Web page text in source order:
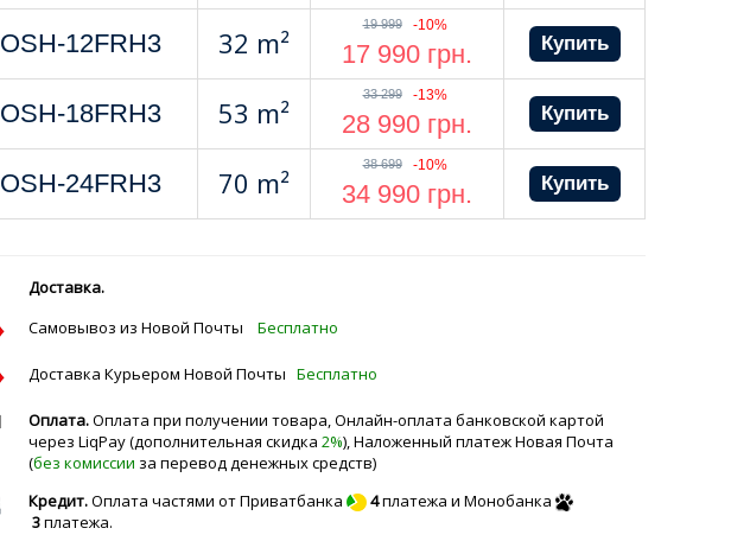
OSH-12FRH3
32 m²
19 999 -10%
17 990 грн.
OSH-18FRH3
53 m²
33 299 -13%
28 990 грн.
OSH-24FRH3
70 m²
38 699 -10%
34 990 грн.
Доставка.
Cамовывоз из Новой Почты Бесплатно
Доставка Курьером Новой Почты Бесплатно
Оплата.Оплата при получении товара, Онлайн-оплата банковской картой
через LiqPay (дополнительная скидка 2%), Наложенный платеж Новая Почта
(без комиссии за перевод денежных средств)
Кредит.Оплата частями от Приватбанка 4платежа и Монобанка
3платежа.